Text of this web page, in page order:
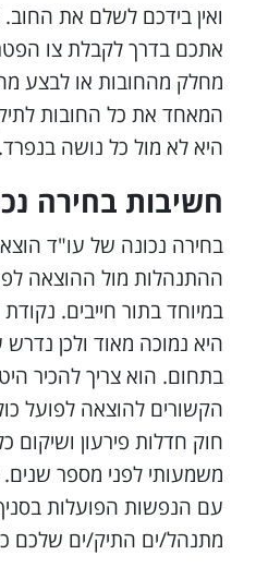
ואין בידכם לשלם את
אתכם בדרך לקבלת צו
מחלק מהחובות או לבצע
המאחד את כל החובות
היא לא מול כל נושה בנפרד.
חשיבות בחירה
בחירה נכונה של עו"ד
ההתנהלות מול ההוצאה
במיוחד בתור חייבים.
היא נמוכה מאוד ולכן נדרש
בתחום. הוא צריך להכיר
הקשורים להוצאה לפועל
חוק חדלות פירעון ושיקום
משמעותי לפני מספר שנים.
עם הנפשות הפועלות
מתנהל/ים התיק/ים שלכם